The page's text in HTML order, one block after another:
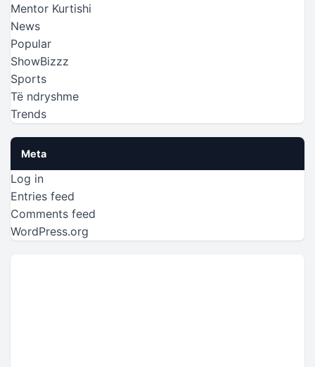
Mentor Kurtishi
News
Popular
ShowBizzz
Sports
Të ndryshme
Trends
Meta
Log in
Entries feed
Comments feed
WordPress.org